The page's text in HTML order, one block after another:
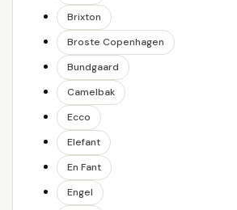
Brixton
Broste Copenhagen
Bundgaard
Camelbak
Ecco
Elefant
En Fant
Engel